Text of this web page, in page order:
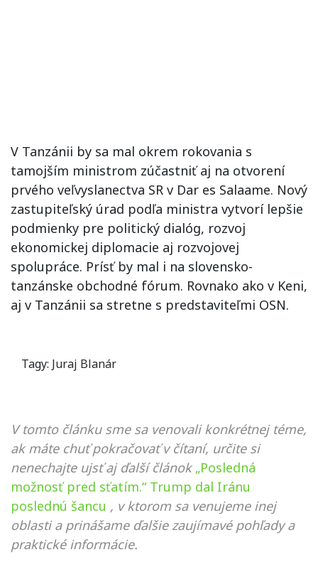
V Tanzánii by sa mal okrem rokovania s
tamojším ministrom zúčastniť aj na otvorení
prvého veľvyslanectva SR v Dar es Salaame. Nový
zastupiteľský úrad podľa ministra vytvorí lepšie
podmienky pre politický dialóg, rozvoj
ekonomickej diplomacie aj rozvojovej
spolupráce. Prísť by mal i na slovensko-
tanzánske obchodné fórum. Rovnako ako v Keni,
aj v Tanzánii sa stretne s predstaviteľmi OSN.
Tagy: Juraj Blanár
V tomto článku sme sa venovali konkrétnej téme,
ak máte chuť pokračovať v čítaní, určite si
nenechajte ujsť aj ďalší článok „Posledná
možnosť pred sťatím.“ Trump dal Iránu
poslednú šancu , v ktorom sa venujeme inej
oblasti a prinášame ďalšie zaujímavé pohľady a
praktické informácie.